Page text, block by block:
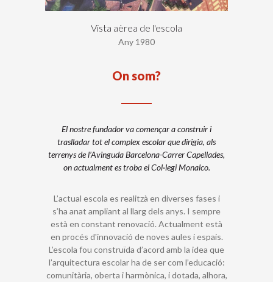
Vista aèrea de l'escola
Any 1980
On som?
El nostre fundador va començar a construir i
traslladar tot el complex escolar que dirigia, als
terrenys de l’Avinguda Barcelona-Carrer Capellades,
on actualment es troba el Col·legi Monalco.
L’actual escola es realitzà en diverses fases i
s’ha anat ampliant al llarg dels anys. I sempre
està en constant renovació. Actualment està
en procés d'innovació de noves aules i espais.
L’escola fou construïda d’acord amb la idea que
l’arquitectura escolar ha de ser com l’educació:
comunitària, oberta i harmònica, i dotada, alhora,